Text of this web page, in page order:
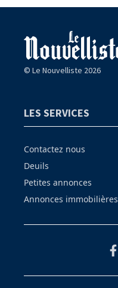
© Le Nouvelliste 2026
LES SERVICES
Contactez nous
Deuils
Petites annonces
Annonces immobilières